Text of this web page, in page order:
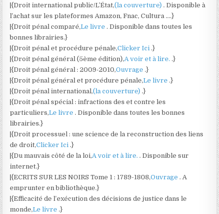
|{Droit international public/L’État,(la couverture). Disponible à
l’achat sur les plateformes Amazon, Fnac, Cultura ….}
|{Droit pénal comparé,Le livre. Disponible dans toutes les
bonnes librairies.}
|{Droit pénal et procédure pénale,Clicker Ici.}
|{Droit pénal général (5ème édition),A voir et à lire..}
|{Droit pénal général : 2009-2010,Ouvrage.}
|{Droit pénal général et procédure pénale,Le livre.}
|{Droit pénal international,(la couverture).}
|{Droit pénal spécial : infractions des et contre les
particuliers,Le livre. Disponible dans toutes les bonnes
librairies.}
|{Droit processuel : une science de la reconstruction des liens
de droit,Clicker Ici.}
|{Du mauvais côté de la loi,A voir et à lire.. Disponible sur
internet.}
|{ECRITS SUR LES NOIRS Tome 1 : 1789-1808,Ouvrage. A
emprunter en bibliothèque.}
|{Efficacité de l’exécution des décisions de justice dans le
monde,Le livre.}